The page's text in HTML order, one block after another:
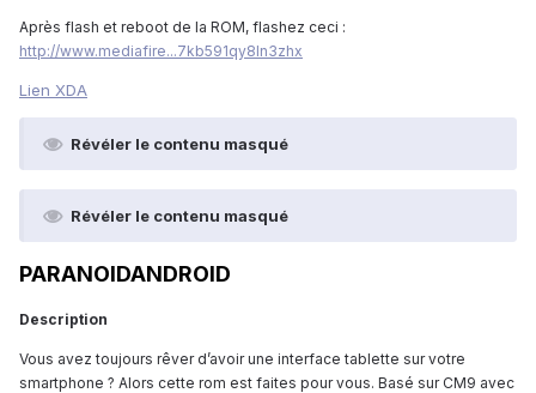
Après flash et reboot de la ROM, flashez ceci :
http://www.mediafire...7kb591qy8ln3zhx
Lien XDA
Révéler le contenu masqué
Révéler le contenu masqué
PARANOIDANDROID
Description
Vous avez toujours rêver d’avoir une interface tablette sur votre
smartphone ? Alors cette rom est faites pour vous. Basé sur CM9 avec